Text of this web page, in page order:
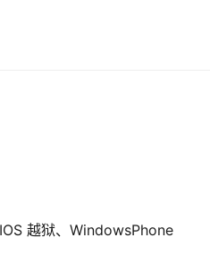
越狱、WindowsPhone